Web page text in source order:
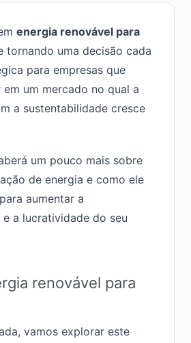
energia renovável para
tornando uma decisão cada
para empresas que
um mercado no qual a
a sustentabilidade cresce
um pouco mais sobre
de energia e como ele
aumentar a
a lucratividade do seu
renovável para
vamos explorar este